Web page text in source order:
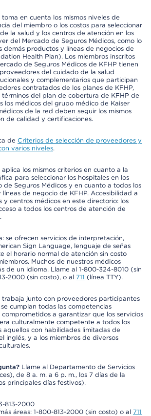
en cuenta los mismos niveles de
del miembro o los costos para seleccionar
la salud y los centros de atención en los
del Mercado de Seguros Médicos, como lo
demás productos y líneas de negocios de
Health Plan). Los miembros inscritos
de Seguros Médicos de KFHP tienen
del cuidado de la salud
y complementarios que participan
contratados de los planes de KFHP,
del plan de cobertura de KFHP de
los médicos del grupo médico de Kaiser
de la red deben seguir los mismos
de calidad y certificaciones.
de Criterios de selección de proveedores y
varios niveles.
los mismos criterios en cuanto a la
para seleccionar los hospitales en los
de Seguros Médicos y en cuanto a todos los
de negocio de KFHP. Accesibilidad a
y centros médicos en este directorio: los
a todos los centros de atención de
se ofrecen servicios de interpretación,
Sign Language, lenguaje de señas
el horario normal de atención sin costo
Muchos de nuestros médicos
de un idioma. Llame al 1-800-324-8010 (sin
2000 (sin costo), o al 711 (línea TTY).
trabaja junto con proveedores participantes
cumplan todas las competencias
comprometidos a garantizar que los servicios
culturalmente competente a todos los
aquellos con habilidades limitadas de
inglés, y a los miembros de diversos
Llame al Departamento de Servicios
de 8 a. m. a 6 p. m., los 7 días de la
principales días festivos).
813-2000
áreas: 1-800-813-2000 (sin costo) o al 711